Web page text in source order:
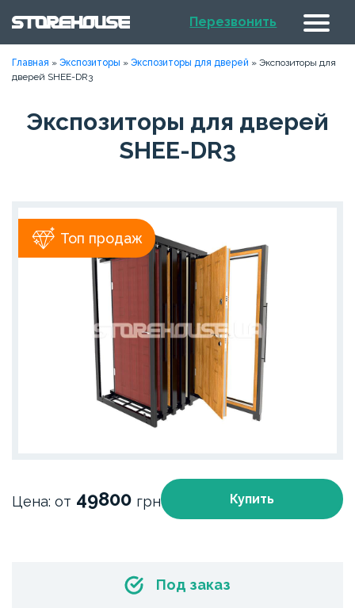
Перезвонить
Главная » Экспозиторы » Экспозиторы для дверей » Экспозиторы для
дверей SHEE-DR3
Экспозиторы для дверей
SHEE-DR3
Топ продаж
Цена: от 49800 грн Купить
Под заказ